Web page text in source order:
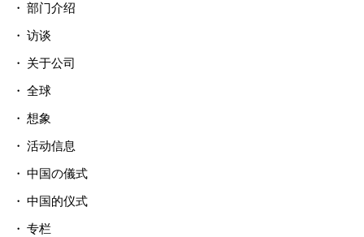
部门介绍
访谈
关于公司
全球
想象
活动信息
中国の儀式
中国的仪式
专栏